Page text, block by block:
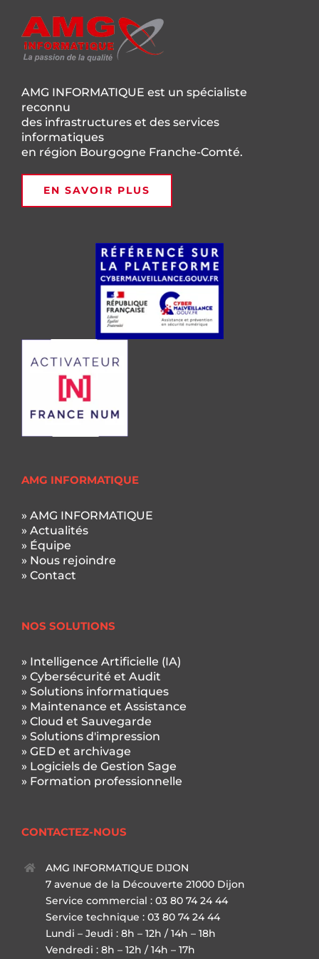
AMG INFORMATIQUE est un spécialiste
reconnu
des infrastructures et des services
informatiques
en région Bourgogne Franche-Comté.
EN SAVOIR PLUS
AMG INFORMATIQUE
» AMG INFORMATIQUE
» Actualités
» Équipe
» Nous rejoindre
» Contact
NOS SOLUTIONS
» Intelligence Artificielle (IA)
» Cybersécurité et Audit
» Solutions informatiques
» Maintenance et Assistance
» Cloud et Sauvegarde
» Solutions d'impression
» GED et archivage
» Logiciels de Gestion Sage
» Formation professionnelle
CONTACTEZ-NOUS
AMG INFORMATIQUE DIJON
7 avenue de la Découverte 21000 Dijon
Service commercial : 03 80 74 24 44
Service technique : 03 80 74 24 44
Lundi – Jeudi : 8h – 12h / 14h – 18h
Vendredi : 8h – 12h / 14h – 17h